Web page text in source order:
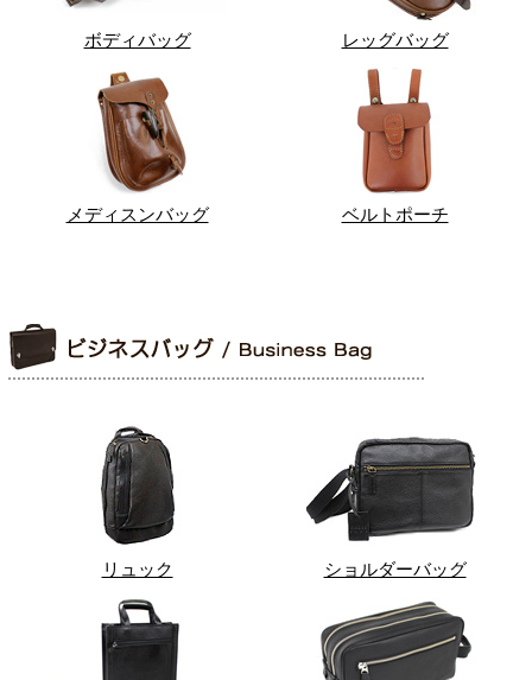
ボディバッグ レッグバッグ
メディスンバッグ ベルトポーチ
リュック ショルダーバッグ